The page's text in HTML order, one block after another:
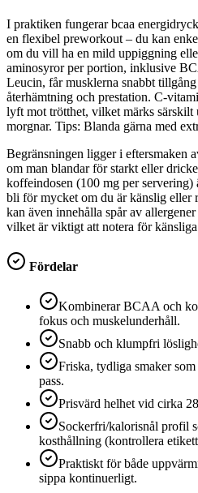
I praktiken fungerar bcaa
en flexibel preworkout – du kan
om du vill ha en mild uppiggning
aminosyror per portion, inklusive
Leucin, får musklerna snabbt
återhämtning och prestation. C-
lyft mot trötthet, vilket märks särskilt
morgnar. Tips: Blanda gärna med
Begränsningen ligger i eftersmaken
om man blandar för starkt eller
koffeindosen (100 mg per servering)
bli för mycket om du är känslig eller
kan även innehålla spår av
vilket är viktigt att notera för känsliga
Fördelar
Kombinerar BCAA och
fokus och muskelunderhåll.
Snabb och klumpfri
Friska, tydliga smaker
pass.
Prisvärd helhet vid cirka
Sockerfri/kalorisnål profil
kosthållning (kontrollera
Praktiskt för både
sippa kontinuerligt.